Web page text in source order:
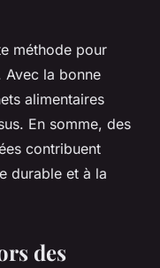
méthode pour
Avec la bonne
alimentaires
En somme, des
contribuent
durable et à la
des